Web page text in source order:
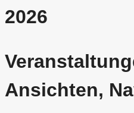
2026
Ansichten,